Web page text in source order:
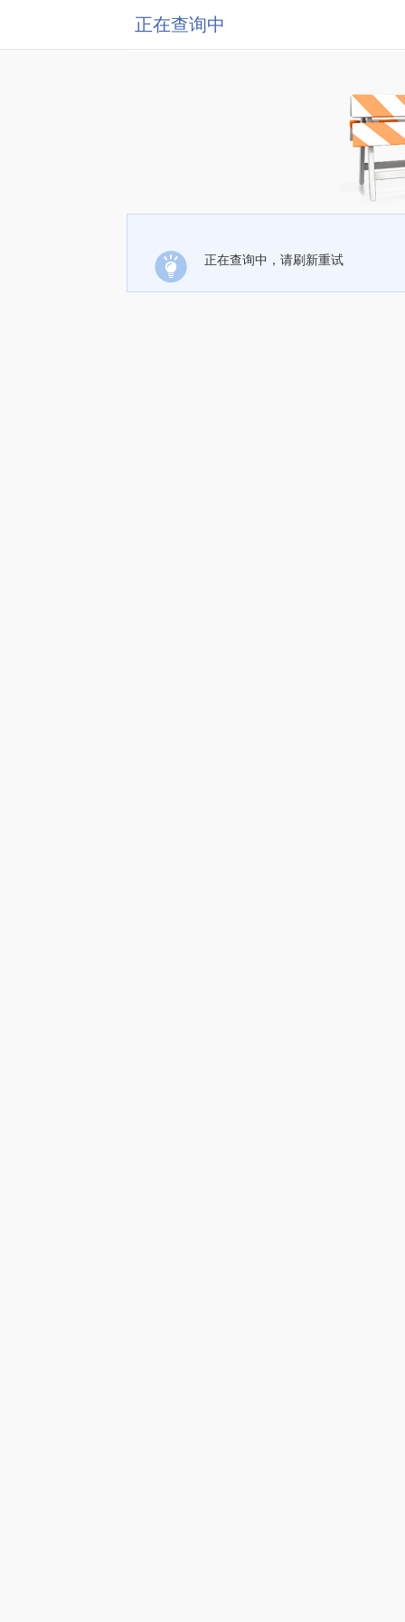
正在查询中
正在查询中，请刷新重试